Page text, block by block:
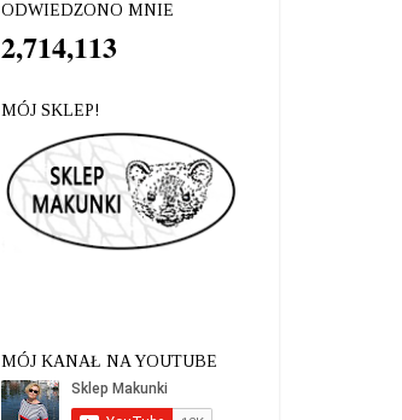
ODWIEDZONO MNIE
2,714,113
MÓJ SKLEP!
MÓJ KANAŁ NA YOUTUBE